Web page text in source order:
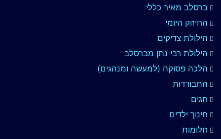
ברסלב מאיר כללי
החיזוק היומי
הילולת צדיקים
הילולת רבי נתן מברסלב
הלכה פסוקה (למעשה ומנהגים)
התבודדות
חגים
חינוך ילדים
חלומות